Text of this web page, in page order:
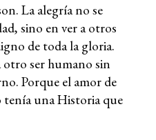
La alegría no se
sino en ver a otros
de toda la gloria.
ser humano sin
Porque el amor de
una Historia que